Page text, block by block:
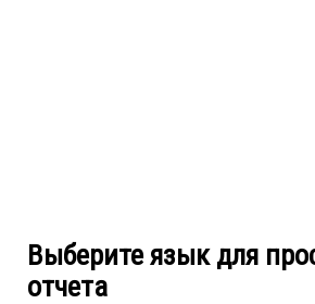
Выберите язык для
отчета